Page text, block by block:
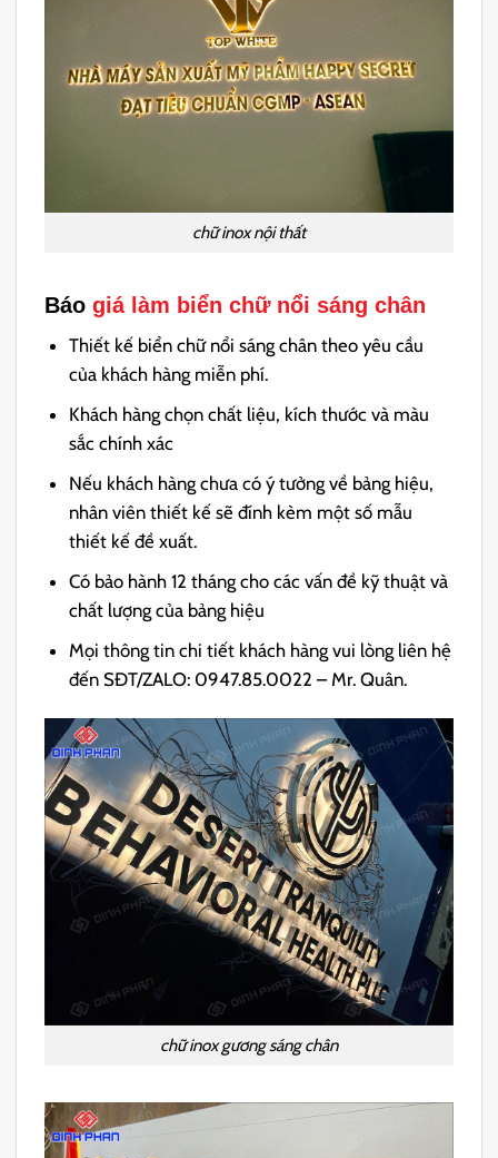
chữ inox nội thất
Báogiá làm biển chữ nổi sáng chân
Thiết kế biển chữ nổi sáng chân theo yêu cầu
của khách hàng miễn phí.
Khách hàng chọn chất liệu, kích thước và màu
sắc chính xác
Nếu khách hàng chưa có ý tưởng về bảng hiệu,
nhân viên thiết kế sẽ đính kèm một số mẫu
thiết kế đề xuất.
Có bảo hành 12 tháng cho các vấn đề kỹ thuật và
chất lượng của bảng hiệu
Mọi thông tin chi tiết khách hàng vui lòng liên hệ
đến SĐT/ZALO: 0947.85.0022 – Mr. Quân.
chữ inox gương sáng chân